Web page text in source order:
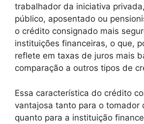
trabalhador da iniciativa
público, aposentado ou
o crédito consignado mais
instituições financeiras, o que,
reflete em taxas de juros mais
comparação a outros tipos de
Essa característica do crédito
vantajosa tanto para o tomador
quanto para a instituição